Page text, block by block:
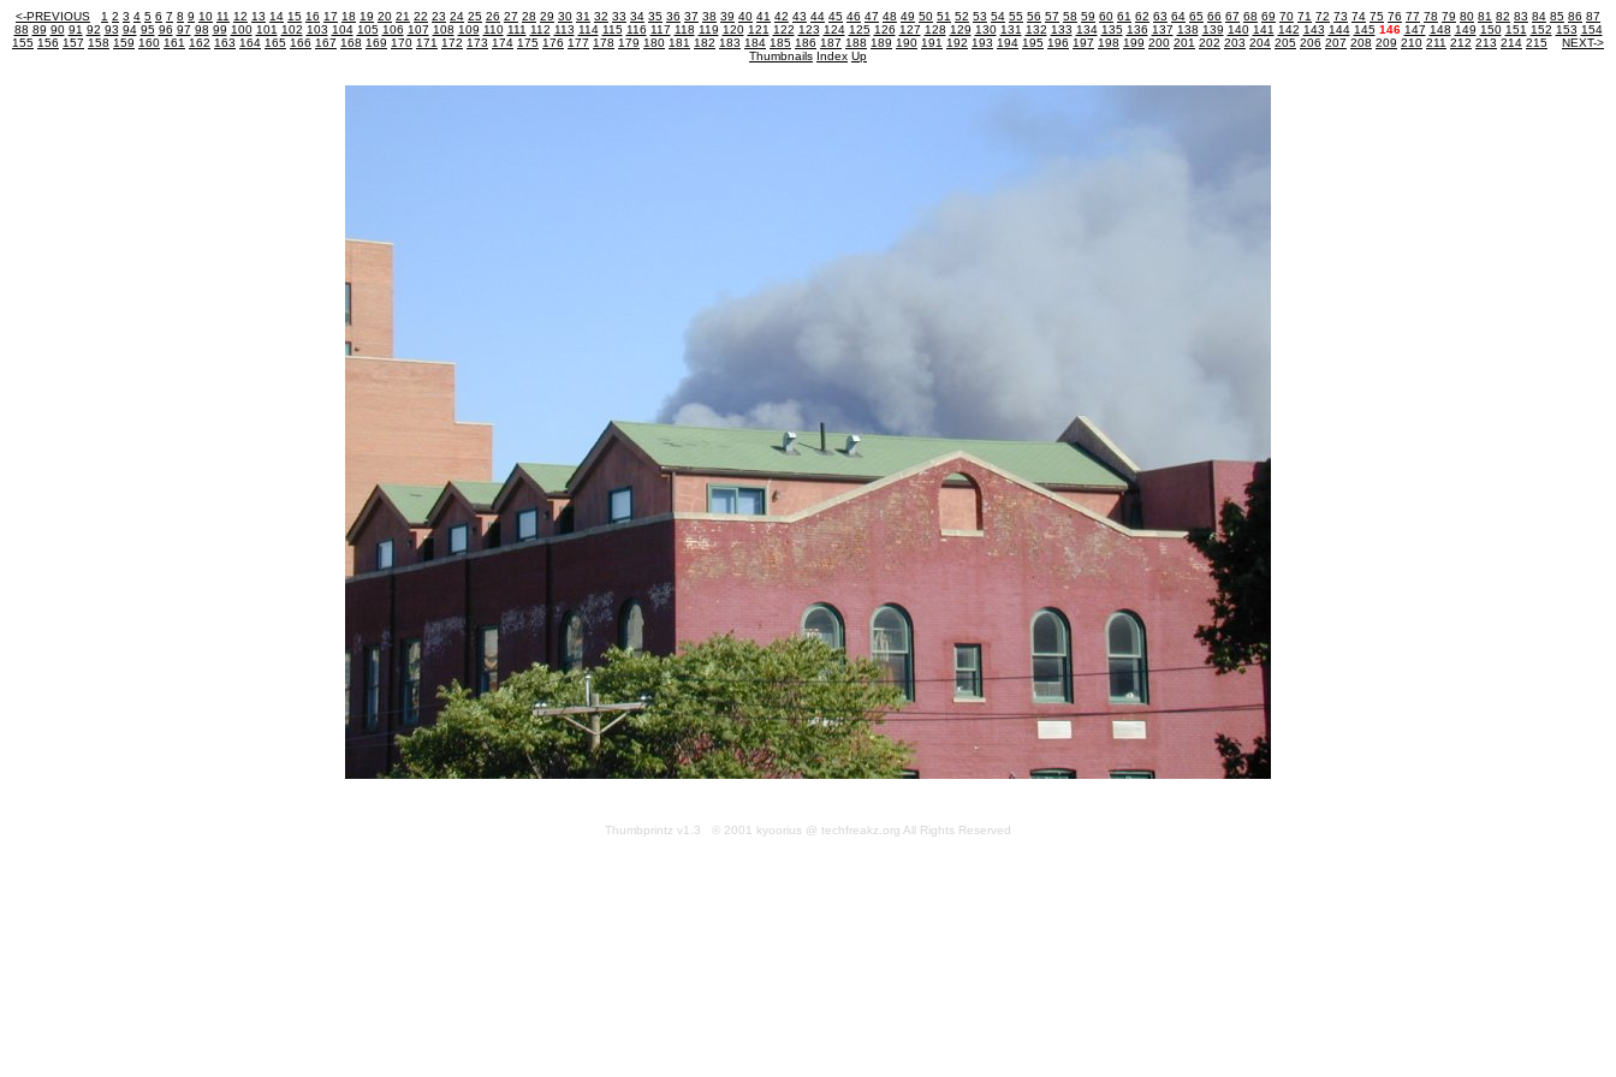
<-PREVIOUS 1 2 3 4 5 6 7 8 9 10 11 12 13 14 15 16 17 18 19 20 21 22 23 24 25 26 27 28 29 30 31 32 33 34 35 36 37 38 39 40 41 42 43 44 45 46 47 48 49 50 51 52 53 54 55 56 57 58 59 60 61 62 63 64 65 66 67 68 69 70 71 72 73 74 75 76 77 78 79 80 81 82 83 84 85 86 87
88 89 90 91 92 93 94 95 96 97 98 99 100 101 102 103 104 105 106 107 108 109 110 111 112 113 114 115 116 117 118 119 120 121 122 123 124 125 126 127 128 129 130 131 132 133 134 135 136 137 138 139 140 141 142 143 144 145 146 147 148 149 150 151 152 153 154
155 156 157 158 159 160 161 162 163 164 165 166 167 168 169 170 171 172 173 174 175 176 177 178 179 180 181 182 183 184 185 186 187 188 189 190 191 192 193 194 195 196 197 198 199 200 201 202 203 204 205 206 207 208 209 210 211 212 213 214 215
NEXT->
Thumbnails Index Up
Thumbprintz v1.3 © 2001 kyoorius @ techfreakz.org All Rights Reserved